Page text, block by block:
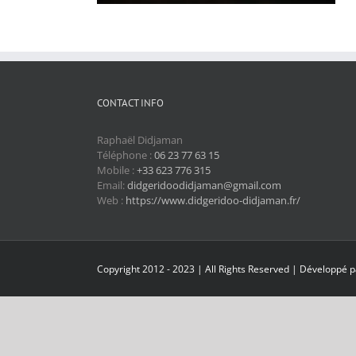
CONTACT INFO
Raphaël Didjaman
Téléphone :06 23 77 63 15
Mobile :+33 623 776 315
Email:didgeridoodidjaman@gmail.com
Web : https://www.didgeridoo-didjaman.fr/
Copyright 2012 - 2023 | All Rights Reserved | Développé